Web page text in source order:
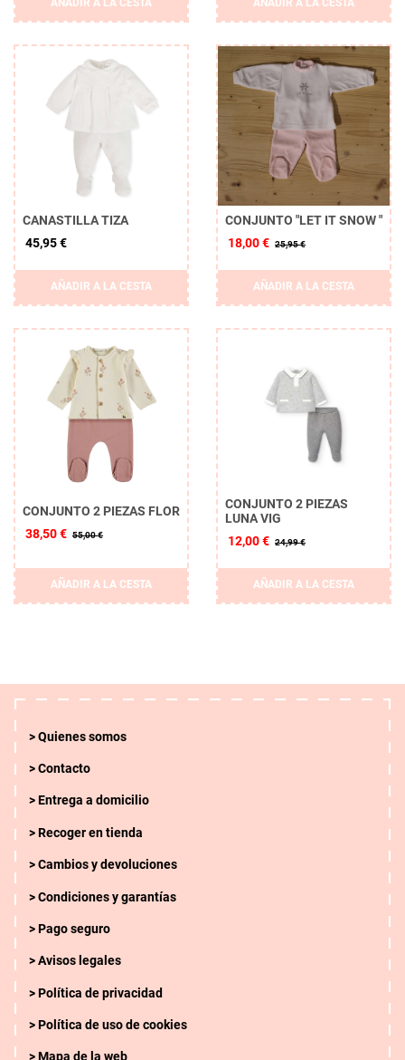
CANASTILLA TIZA
45,95 €
AÑADIR A LA CESTA
CONJUNTO "LET IT SNOW "
18,00 € 25,95 €
AÑADIR A LA CESTA
CONJUNTO 2 PIEZAS FLOR
38,50 € 55,00 €
AÑADIR A LA CESTA
CONJUNTO 2 PIEZAS
LUNA VIG
12,00 € 24,99 €
AÑADIR A LA CESTA
Quienes somos
Contacto
Entrega a domicilio
Recoger en tienda
Cambios y devoluciones
Condiciones y garantías
Pago seguro
Avisos legales
Política de privacidad
Política de uso de cookies